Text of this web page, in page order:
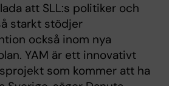
att SLL:s politiker och
starkt stödjer
också inom nya
YAM är ett innovativt
som kommer att ha